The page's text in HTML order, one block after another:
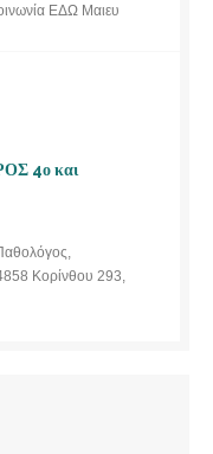
ΕΔΩ Μαιευ
4ο και
Κορίνθου 293,